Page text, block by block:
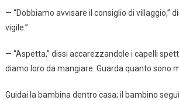
— “Dobbiamo avvisare il consiglio di villaggio,”
vigile.”
— “Aspetta,” dissi accarezzandole i capelli
diamo loro da mangiare. Guarda quanto sono
Guidai la bambina dentro casa; il bambino